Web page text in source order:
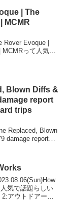
| The
MCMR
Rover Evoque |
って人気で
Blown Diffs &
report
trips
Replaced, Blown
damage report
気で話題らしい
アウトドアー好